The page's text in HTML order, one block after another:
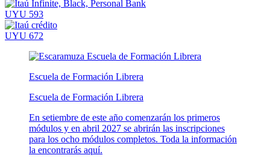
UYU 593
UYU 672
Escuela de Formación Librera
Escuela de Formación Librera
En setiembre de este año comenzarán los primeros
módulos y en abril 2027 se abrirán las inscripciones
para los ocho módulos completos. Toda la información
la encontrarás aquí.